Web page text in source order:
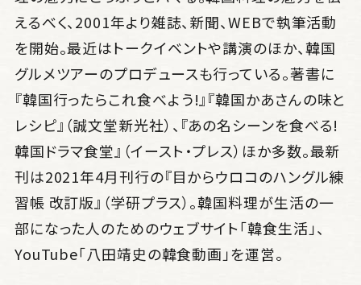
えるべく、2001年より雑誌、新聞、WEBで執筆活動
を開始。最近はトークイベントや講演のほか、韓国
グルメツアーのプロデュースも行っている。著書に
『韓国行ったらこれ食べよう!』『韓国かあさんの味と
レシピ』（誠文堂新光社）、『あの名シーンを食べる!
韓国ドラマ食堂』（イースト・プレス）ほか多数。最新
刊は2021年4月刊行の『目からウロコのハングル練
習帳 改訂版』（学研プラス）。韓国料理が生活の一
部になった人のためのウェブサイト「韓食生活」、
YouTube「八田靖史の韓食動画」を運営。